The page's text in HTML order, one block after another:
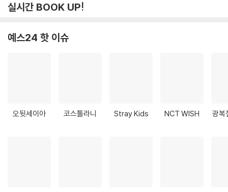
실시간 BOOK UP!
예스24 핫 이슈
오뒷세이아 코스톨라니 Stray Kids NCT WISH 광복